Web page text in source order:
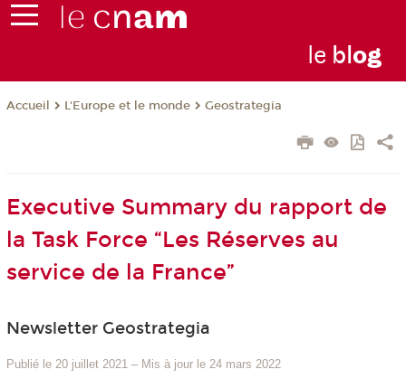
le blog
Accueil L'Europe et le monde Geostrategia
Executive Summary du rapport de
la Task Force “Les Réserves au
service de la France”
Newsletter Geostrategia
Publié le 20 juillet 2021 – Mis à jour le 24 mars 2022